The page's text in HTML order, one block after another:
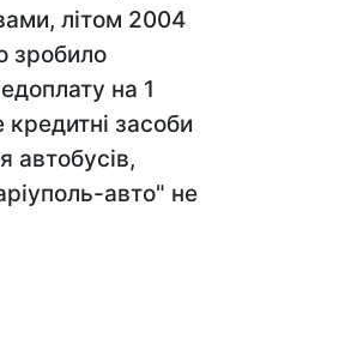
літом 2004
зробило
на 1
засоби
автобусів,
авто" не